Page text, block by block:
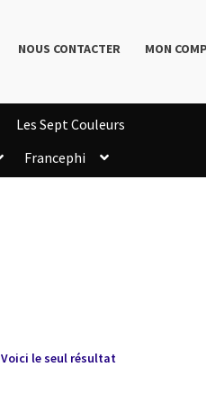
NOUS CONTACTER MON
Les Sept Couleurs
Francephi
Voici le seul résultat